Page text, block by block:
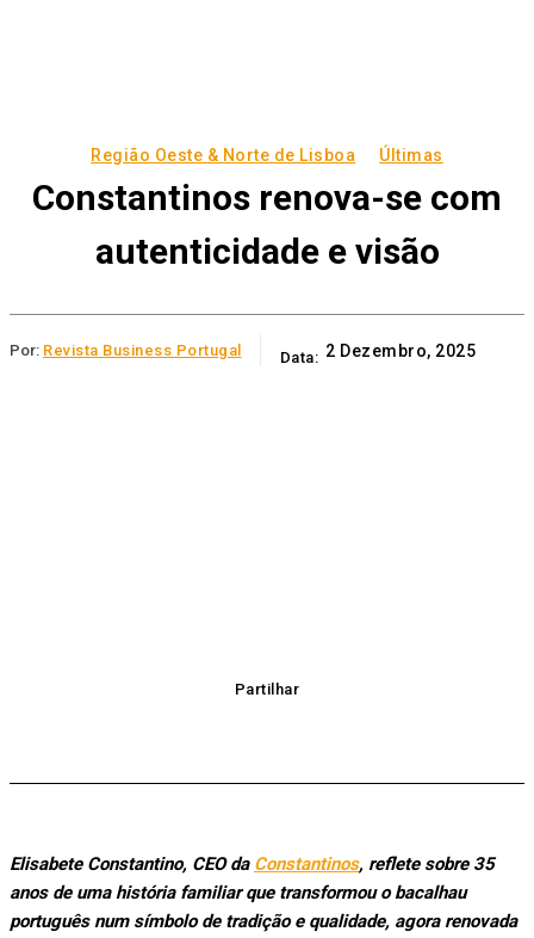
Região Oeste & Norte de Lisboa Últimas
Constantinos renova-se com
autenticidade e visão
Por: Revista Business Portugal Data: 2 Dezembro, 2025
Partilhar
Elisabete Constantino, CEO da Constantinos, reflete sobre 35
anos de uma história familiar que transformou o bacalhau
português num símbolo de tradição e qualidade, agora renovada